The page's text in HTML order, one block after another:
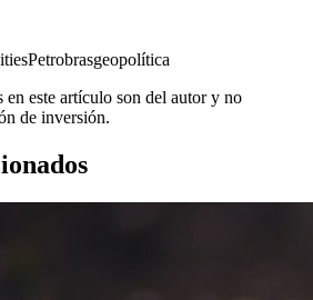
Petrobrasgeopolítica
en este artículo son del autor y no
de inversión.